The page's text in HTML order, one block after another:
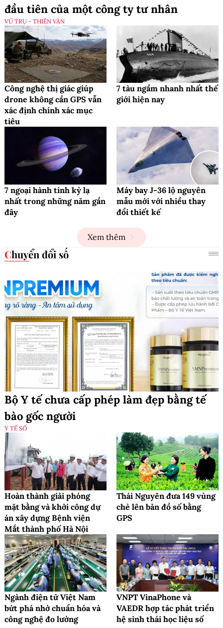
đầu tiên của một công ty tư nhân
VŨ TRỤ - THIÊN VĂN
Công nghệ thị giác giúp
drone không cần GPS vẫn
xác định chính xác mục
tiêu
7 tàu ngầm nhanh nhất thế
giới hiện nay
7 ngoại hành tinh kỳ lạ
nhất trong những năm gần
đây
Máy bay J-36 lộ nguyên
mẫu mới với nhiều thay
đổi thiết kế
Xem thêm
Chuyển đổi số
Bộ Y tế chưa cấp phép làm đẹp bằng tế
bào gốc người
Y TẾ SỐ
Hoàn thành giải phóng
mặt bằng và khởi công dự
án xây dựng Bệnh viện
Mắt thành phố Hà Nội
Thái Nguyên đưa 149 vùng
chè lên bản đồ số bằng
GPS
Ngành điện tử Việt Nam
bứt phá nhờ chuẩn hóa và
công nghệ đo lường
VNPT VinaPhone và
VAEDR hợp tác phát triển
hệ sinh thái học liệu số